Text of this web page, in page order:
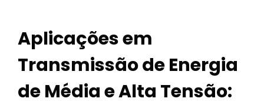
Aplicações em
Transmissão de Energia
de Média e Alta Tensão: